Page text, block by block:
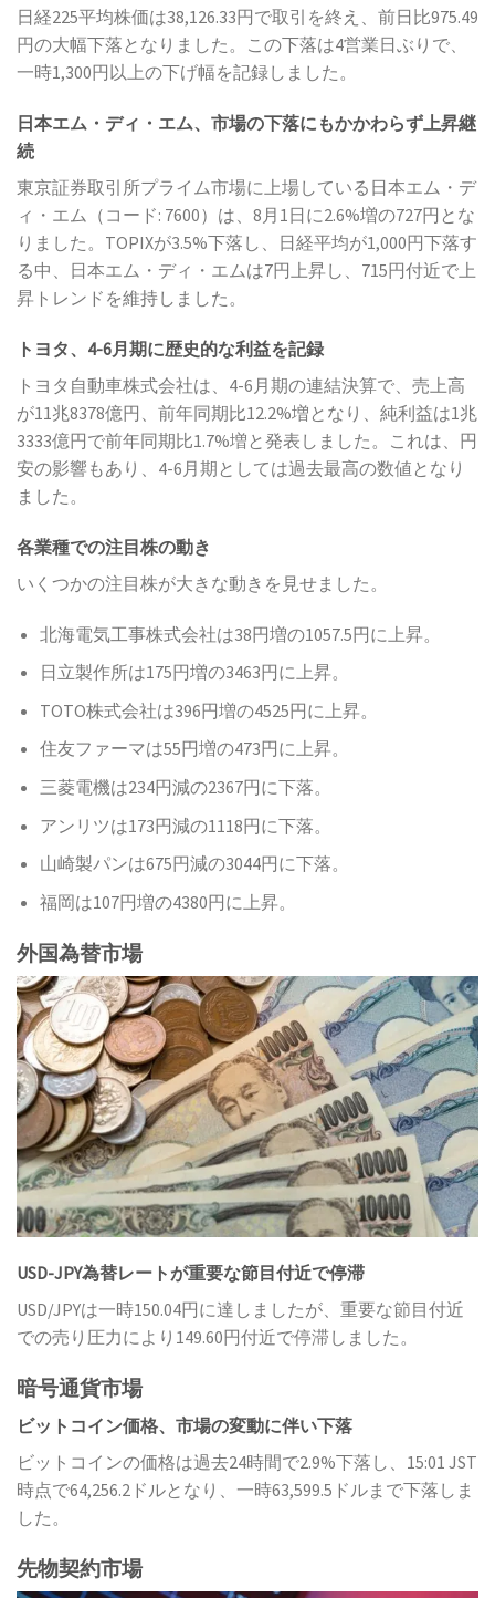
日経225平均株価は38,126.33円で取引を終え、前日比975.49
円の大幅下落となりました。この下落は4営業日ぶりで、
一時1,300円以上の下げ幅を記録しました。
日本エム・ディ・エム、市場の下落にもかかわらず上昇継
続
東京証券取引所プライム市場に上場している日本エム・デ
ィ・エム（コード: 7600）は、8月1日に2.6%増の727円とな
りました。TOPIXが3.5%下落し、日経平均が1,000円下落す
る中、日本エム・ディ・エムは7円上昇し、715円付近で上
昇トレンドを維持しました。
トヨタ、4-6月期に歴史的な利益を記録
トヨタ自動車株式会社は、4-6月期の連結決算で、売上高
が11兆8378億円、前年同期比12.2%増となり、純利益は1兆
3333億円で前年同期比1.7%増と発表しました。これは、円
安の影響もあり、4-6月期としては過去最高の数値となり
ました。
各業種での注目株の動き
いくつかの注目株が大きな動きを見せました。
北海電気工事株式会社は38円増の1057.5円に上昇。
日立製作所は175円増の3463円に上昇。
TOTO株式会社は396円増の4525円に上昇。
住友ファーマは55円増の473円に上昇。
三菱電機は234円減の2367円に下落。
アンリツは173円減の1118円に下落。
山崎製パンは675円減の3044円に下落。
福岡は107円増の4380円に上昇。
外国為替市場
USD-JPY為替レートが重要な節目付近で停滞
USD/JPYは一時150.04円に達しましたが、重要な節目付近
での売り圧力により149.60円付近で停滞しました。
暗号通貨市場
ビットコイン価格、市場の変動に伴い下落
ビットコインの価格は過去24時間で2.9%下落し、15:01 JST
時点で64,256.2ドルとなり、一時63,599.5ドルまで下落しま
した。
先物契約市場